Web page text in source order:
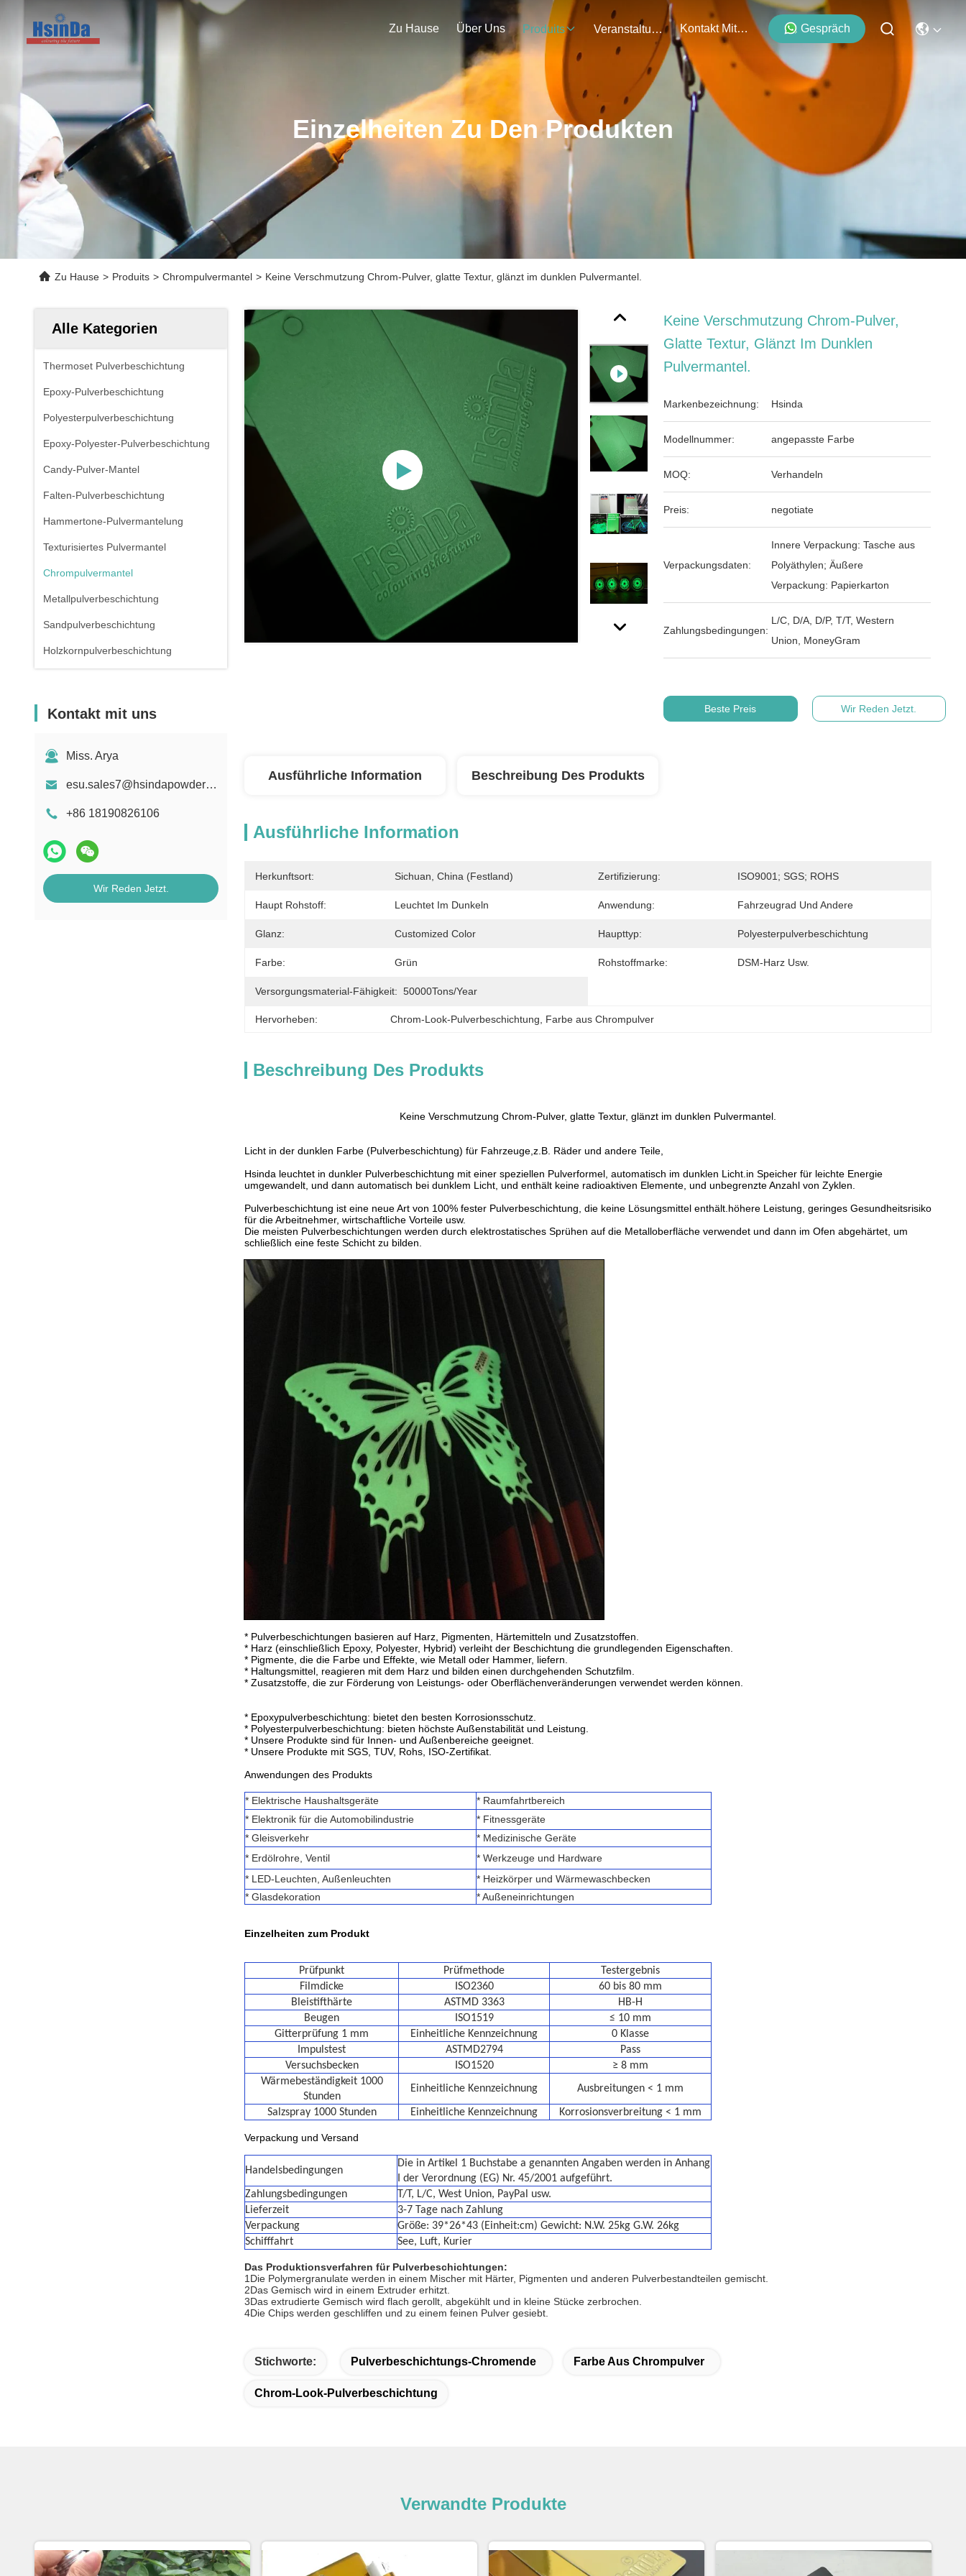
Zu Hause Über Uns Produits Veranstaltungen Kontakt Mit Uns Gespräch
Einzelheiten Zu Den Produkten
Zu Hause > Produits > Chrompulvermantel > Keine Verschmutzung Chrom-Pulver, glatte Textur, glänzt im dunklen Pulvermantel.
Alle Kategorien
Thermoset Pulverbeschichtung
Epoxy-Pulverbeschichtung
Polyesterpulverbeschichtung
Epoxy-Polyester-Pulverbeschichtung
Candy-Pulver-Mantel
Falten-Pulverbeschichtung
Hammertone-Pulvermantelung
Texturisiertes Pulvermantel
Chrompulvermantel
Metallpulverbeschichtung
Sandpulverbeschichtung
Holzkornpulverbeschichtung
Kontakt mit uns
Miss. Arya
esu.sales7@hsindapowdercoating.com
+86 18190826106
Wir Reden Jetzt.
Keine Verschmutzung Chrom-Pulver,
Glatte Textur, Glänzt Im Dunklen
Pulvermantel.
Markenbezeichnung: Hsinda
Modellnummer: angepasste Farbe
MOQ: Verhandeln
Preis: negotiate
Verpackungsdaten:
Innere Verpackung: Tasche aus
Polyäthylen; Äußere
Verpackung: Papierkarton
Zahlungsbedingungen:
L/C, D/A, D/P, T/T, Western
Union, MoneyGram
Beste Preis Wir Reden Jetzt.
Ausführliche Information Beschreibung Des Produkts
Ausführliche Information
Herkunftsort: Sichuan, China (Festland) Zertifizierung: ISO9001; SGS; ROHS
Haupt Rohstoff: Leuchtet Im Dunkeln Anwendung: Fahrzeugrad Und Andere
Glanz: Customized Color Haupttyp: Polyesterpulverbeschichtung
Farbe: Grün Rohstoffmarke: DSM-Harz Usw.
Versorgungsmaterial-Fähigkeit: 50000Tons/Year
Hervorheben: Chrom-Look-Pulverbeschichtung Farbe aus Chrompulver
Beschreibung Des Produkts
Keine Verschmutzung Chrom-Pulver, glatte Textur, glänzt im dunklen Pulvermantel.
Licht in der dunklen Farbe (Pulverbeschichtung) für Fahrzeuge,z.B. Räder und andere Teile,
Hsinda leuchtet in dunkler Pulverbeschichtung mit einer speziellen Pulverformel, automatisch im dunklen Licht.in Speicher für leichte Energie
umgewandelt, und dann automatisch bei dunklem Licht, und enthält keine radioaktiven Elemente, und unbegrenzte Anzahl von Zyklen.
Pulverbeschichtung ist eine neue Art von 100% fester Pulverbeschichtung, die keine Lösungsmittel enthält.höhere Leistung, geringes Gesundheitsrisiko
für die Arbeitnehmer, wirtschaftliche Vorteile usw.
Die meisten Pulverbeschichtungen werden durch elektrostatisches Sprühen auf die Metalloberfläche verwendet und dann im Ofen abgehärtet, um
schließlich eine feste Schicht zu bilden.
* Pulverbeschichtungen basieren auf Harz, Pigmenten, Härtemitteln und Zusatzstoffen.
* Harz (einschließlich Epoxy, Polyester, Hybrid) verleiht der Beschichtung die grundlegenden Eigenschaften.
* Pigmente, die die Farbe und Effekte, wie Metall oder Hammer, liefern.
* Haltungsmittel, reagieren mit dem Harz und bilden einen durchgehenden Schutzfilm.
* Zusatzstoffe, die zur Förderung von Leistungs- oder Oberflächenveränderungen verwendet werden können.
* Epoxypulverbeschichtung: bietet den besten Korrosionsschutz.
* Polyesterpulverbeschichtung: bieten höchste Außenstabilität und Leistung.
* Unsere Produkte sind für Innen- und Außenbereiche geeignet.
* Unsere Produkte mit SGS, TUV, Rohs, ISO-Zertifikat.
Anwendungen des Produkts
* Elektrische Haushaltsgeräte
* Raumfahrtbereich
* Elektronik für die Automobilindustrie
* Fitnessgeräte
* Gleisverkehr
* Medizinische Geräte
* Erdölrohre, Ventil
* Werkzeuge und Hardware
* LED-Leuchten, Außenleuchten
* Heizkörper und Wärmewaschbecken
* Glasdekoration
* Außeneinrichtungen
Einzelheiten zum Produkt
Prüfpunkt Prüfmethode
Testergebnis
Filmdicke
ISO2360
60 bis 80 mm
Bleistifthärte
ASTMD 3363
HB-H
Beugen
ISO1519
≤ 10 mm
Gitterprüfung 1 mm
Einheitliche Kennzeichnung
0 Klasse
Impulstest
ASTMD2794
Pass
Versuchsbecken
ISO1520
≥ 8 mm
Wärmebeständigkeit 1000
Stunden
Einheitliche Kennzeichnung Ausbreitungen < 1 mm
Salzspray 1000 Stunden Einheitliche Kennzeichnung Korrosionsverbreitung < 1 mm
Verpackung und Versand
Handelsbedingungen
Die in Artikel 1 Buchstabe a genannten Angaben werden in Anhang
I der Verordnung (EG) Nr. 45/2001 aufgeführt.
Zahlungsbedingungen
T/T, L/C, West Union, PayPal usw.
Lieferzeit
3-7 Tage nach Zahlung
Verpackung
Größe: 39*26*43 (Einheit:cm) Gewicht: N.W. 25kg G.W. 26kg
Schifffahrt
See, Luft, Kurier
Das Produktionsverfahren für Pulverbeschichtungen:
1Die Polymergranulate werden in einem Mischer mit Härter, Pigmenten und anderen Pulverbestandteilen gemischt.
2Das Gemisch wird in einem Extruder erhitzt.
3Das extrudierte Gemisch wird flach gerollt, abgekühlt und in kleine Stücke zerbrochen.
4Die Chips werden geschliffen und zu einem feinen Pulver gesiebt.
Stichworte: Pulverbeschichtungs-Chromende Farbe Aus Chrompulver
Chrom-Look-Pulverbeschichtung
Verwandte Produkte